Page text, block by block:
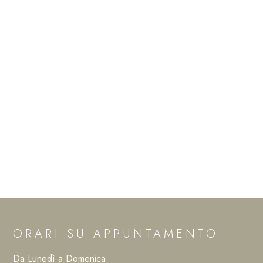
ORARI SU APPUNTAMENTO
Da Lunedì a Domenica